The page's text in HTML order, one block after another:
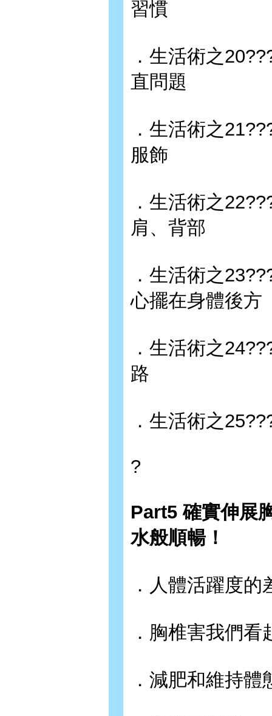
習慣
．生活術之
直問題
．生活術之
服飾
．生活術之
肩、背部
．生活術之
心擺在身體後方
．生活術之
路
．生活術之
?
Part5 確實伸展
水般順暢！
．人體活躍度
．胸椎害我們
．減肥和維持